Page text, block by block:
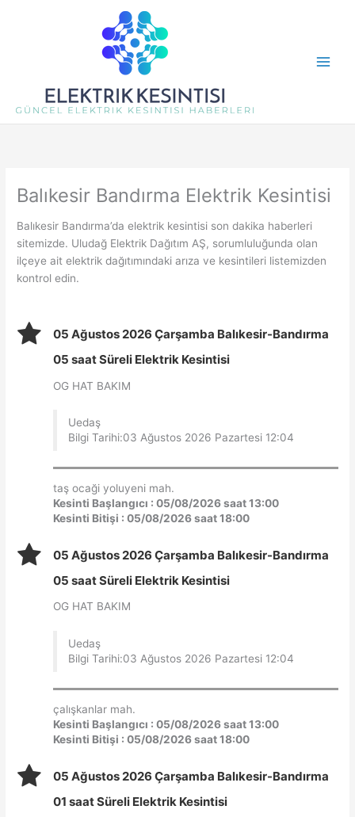
Balıkesir Bandırma Elektrik Kesintisi
Balıkesir Bandırma’da elektrik kesintisi son dakika haberleri
sitemizde. Uludağ Elektrik Dağıtım AŞ, sorumluluğunda olan
ilçeye ait elektrik dağıtımındaki arıza ve kesintileri listemizden
kontrol edin.
05 Ağustos 2026 Çarşamba Balıkesir-Bandırma
05 saat Süreli Elektrik Kesintisi
OG HAT BAKIM
Uedaş
Bilgi Tarihi:03 Ağustos 2026 Pazartesi 12:04
taş ocaği yoluyeni mah.
Kesinti Başlangıcı : 05/08/2026 saat 13:00
Kesinti Bitişi : 05/08/2026 saat 18:00
05 Ağustos 2026 Çarşamba Balıkesir-Bandırma
05 saat Süreli Elektrik Kesintisi
OG HAT BAKIM
Uedaş
Bilgi Tarihi:03 Ağustos 2026 Pazartesi 12:04
çalışkanlar mah.
Kesinti Başlangıcı : 05/08/2026 saat 13:00
Kesinti Bitişi : 05/08/2026 saat 18:00
05 Ağustos 2026 Çarşamba Balıkesir-Bandırma
01 saat Süreli Elektrik Kesintisi